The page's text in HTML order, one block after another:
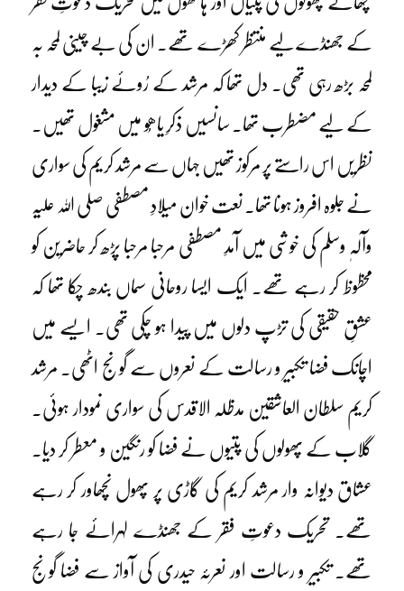
کے جھنڈے لیے منتظر کھڑے تھے۔ ان کی بے چینی لمحہ بہ
لمحہ بڑھ رہی تھی۔ دل تھا کہ مرشد کے رُوئے زیبا کے دیدار
کے لیے مضطرب تھا۔ سانسیں ذکرِ یاھُو میں مشغول تھیں۔
نظریں اس راستے پر مرکوز تھیں جہاں سے مرشد کریم کی سواری
نے جلوہ افروز ہونا تھا۔ نعت خوان میلادِ مصطفی صلی اللہ علیہ
وآلہٖ وسلم کی خوشی میں آمدِ مصطفی مرحبا مرحبا پڑھ کر حاضرین کو
محظوظ کر رہے تھے۔ ایک ایسا روحانی سماں بندھ چکا تھا کہ
عشقِ حقیقی کی تڑپ دلوں میں پیدا ہو چکی تھی۔ ایسے میں
اچانک فضا تکبیر و رسالت کے نعروں سے گونج اٹھی۔ مرشد
کریم سلطان العاشقین مدظلہ الاقدس کی سواری نمودار ہوئی۔
گلاب کے پھولوں کی پتیوں نے فضا کو رنگین و معطر کر دیا۔
عشاق دیوانہ وار مرشد کریم کی گاڑی پر پھول نچھاور کر رہے
تھے۔ تحریک دعوتِ فقر کے جھنڈے لہرائے جا رہے
تھے۔ تکبیر و رسالت اور نعرئہ حیدری کی آواز سے فضا گونج